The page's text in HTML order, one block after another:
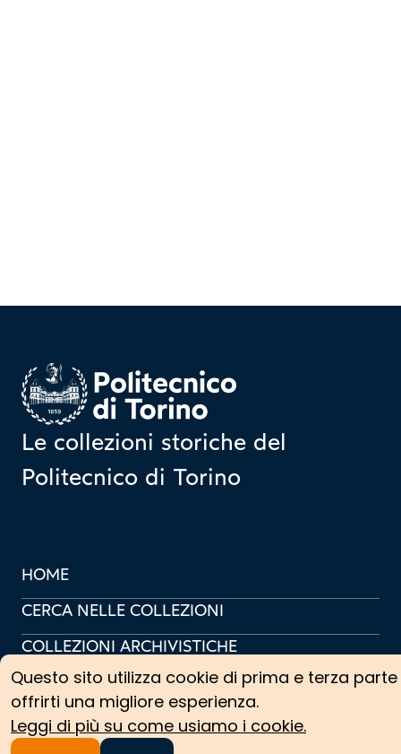
Questo sito utilizza cookie di prima e terza
offrirti una migliore esperienza.
Leggi di più su come usiamo i cookie.
Homepage
Le collezioni storiche del
Politecnico di Torino
HOME
CERCA NELLE COLLEZIONI
COLLEZIONI ARCHIVISTICHE
COLLEZIONI SCIENTIFICHE
PERCORSI TEMATICI